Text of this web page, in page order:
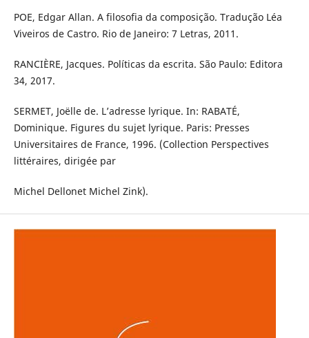
POE, Edgar Allan. A filosofia da composição. Tradução Léa
Viveiros de Castro. Rio de Janeiro: 7 Letras, 2011.
RANCIÈRE, Jacques. Políticas da escrita. São Paulo: Editora
34, 2017.
SERMET, Joëlle de. L’adresse lyrique. In: RABATÉ,
Dominique. Figures du sujet lyrique. Paris: Presses
Universitaires de France, 1996. (Collection Perspectives
littéraires, dirigée par
Michel Dellonet Michel Zink).